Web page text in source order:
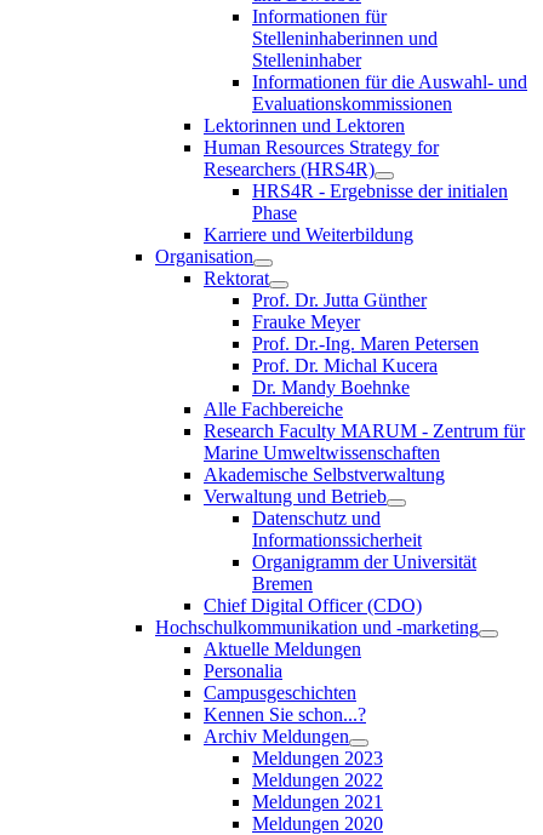
Informationen für
Stelleninhaberinnen und
Stelleninhaber
Informationen für die Auswahl- und
Evaluationskommissionen
Lektorinnen und Lektoren
Human Resources Strategy for
Researchers (HRS4R)
HRS4R - Ergebnisse der initialen
Phase
Karriere und Weiterbildung
Organisation
Rektorat
Prof. Dr. Jutta Günther
Frauke Meyer
Prof. Dr.-Ing. Maren Petersen
Prof. Dr. Michal Kucera
Dr. Mandy Boehnke
Alle Fachbereiche
Research Faculty MARUM - Zentrum für
Marine Umweltwissenschaften
Akademische Selbstverwaltung
Verwaltung und Betrieb
Datenschutz und
Informationssicherheit
Organigramm der Universität
Bremen
Chief Digital Officer (CDO)
Hochschulkommunikation und -marketing
Aktuelle Meldungen
Personalia
Campusgeschichten
Kennen Sie schon...?
Archiv Meldungen
Meldungen 2023
Meldungen 2022
Meldungen 2021
Meldungen 2020